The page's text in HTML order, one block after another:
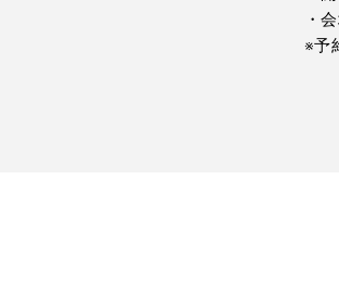
・
※予